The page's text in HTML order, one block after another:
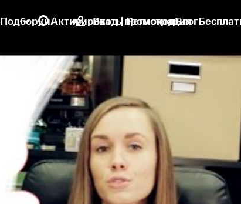
ПодборкиАктивировать промокодБлог
Вход | Регистрация